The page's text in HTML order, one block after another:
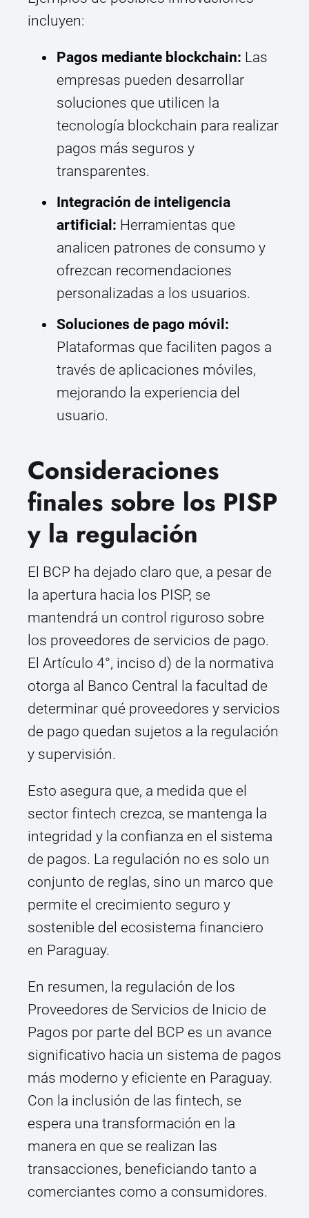
incluyen:
Pagos mediante blockchain: Las
empresas pueden desarrollar
soluciones que utilicen la
tecnología blockchain para realizar
pagos más seguros y
transparentes.
Integración de inteligencia
artificial: Herramientas que
analicen patrones de consumo y
ofrezcan recomendaciones
personalizadas a los usuarios.
Soluciones de pago móvil:
Plataformas que faciliten pagos a
través de aplicaciones móviles,
mejorando la experiencia del
usuario.
Consideraciones
finales sobre los PISP
y la regulación
El BCP ha dejado claro que, a pesar de
la apertura hacia los PISP, se
mantendrá un control riguroso sobre
los proveedores de servicios de pago.
El Artículo 4°, inciso d) de la normativa
otorga al Banco Central la facultad de
determinar qué proveedores y servicios
de pago quedan sujetos a la regulación
y supervisión.
Esto asegura que, a medida que el
sector fintech crezca, se mantenga la
integridad y la confianza en el sistema
de pagos. La regulación no es solo un
conjunto de reglas, sino un marco que
permite el crecimiento seguro y
sostenible del ecosistema financiero
en Paraguay.
En resumen, la regulación de los
Proveedores de Servicios de Inicio de
Pagos por parte del BCP es un avance
significativo hacia un sistema de pagos
más moderno y eficiente en Paraguay.
Con la inclusión de las fintech, se
espera una transformación en la
manera en que se realizan las
transacciones, beneficiando tanto a
comerciantes como a consumidores.